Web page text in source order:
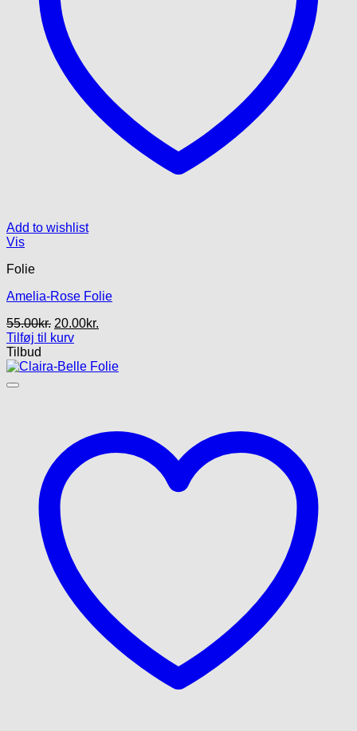
Add to wishlist
Vis
Folie
Amelia-Rose Folie
55.00kr. Den
oprindelige
var:
20.00kr.
er:
Tilføj til kurv
Tilbud